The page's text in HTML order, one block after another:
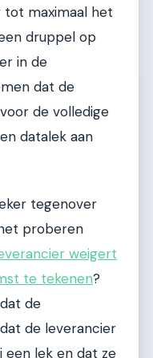
tot maximaal het
druppel op
in de
dat de
de volledige
datalek aan
tegenover
proberen
weigert
te tekenen?
de
de leverancier
lek en dat ze